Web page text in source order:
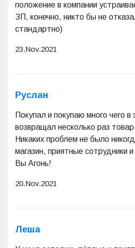
положение в компании
ЗП, конечно, никто бы не
стандартно)
23.Nov.2021
Руслан
Покупал и покупаю много чего в
возвращал несколько раз
Никаких проблем не было
магазин, приятные сотрудники
Вы Агонь!
20.Nov.2021
Леша